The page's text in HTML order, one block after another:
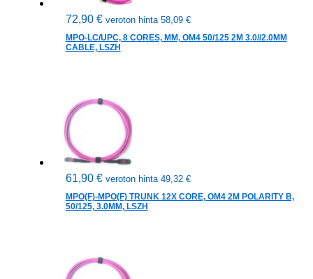
72,90 € veroton hinta 58,09 €
MPO-LC/UPC, 8 CORES, MM, OM4 50/125 2M 3.0//2.0MM
CABLE, LSZH
61,90 € veroton hinta 49,32 €
MPO(F)-MPO(F) TRUNK 12X CORE, OM4 2M POLARITY B,
50/125, 3.0MM, LSZH